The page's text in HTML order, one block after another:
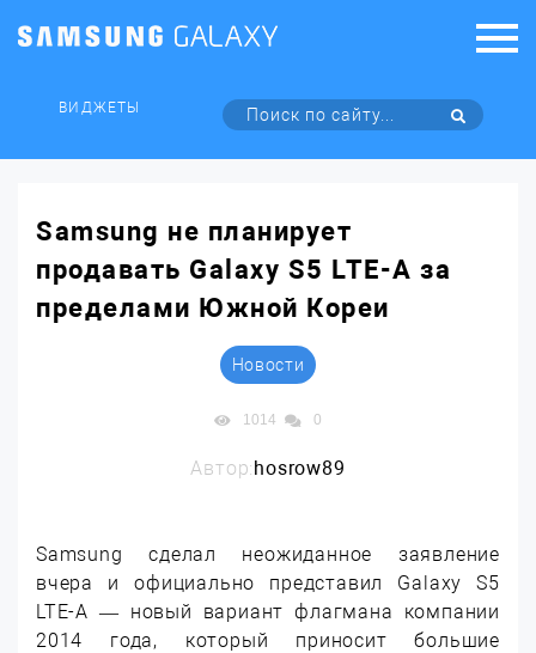
ВИДЖЕТЫ
Samsung не планирует
продавать Galaxy S5 LTE-A за
пределами Южной Кореи
Новости
1014 0
Автор:hosrow89
Samsung сделал неожиданное заявление
вчера и официально представил Galaxy S5
LTE-A — новый вариант флагмана компании
2014 года, который приносит большие